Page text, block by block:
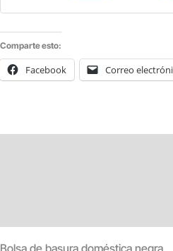
Comparte esto:
Facebook Correo